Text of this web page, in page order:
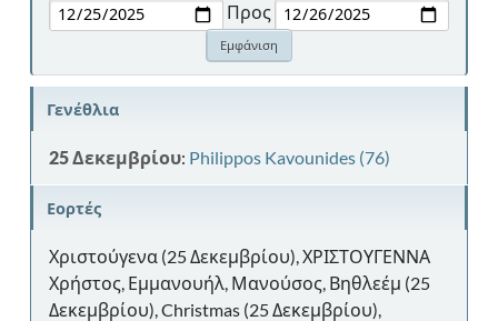
Προς
Γενέθλια
25 Δεκεμβρίου: Philippos Kavounides (76)
Εορτές
Χριστούγενα (25 Δεκεμβρίου), ΧΡΙΣΤΟΥΓΕΝΝΑ
Χρήστος, Εμμανουήλ, Μανούσος, Βηθλεέμ (25
Δεκεμβρίου), Christmas (25 Δεκεμβρίου),